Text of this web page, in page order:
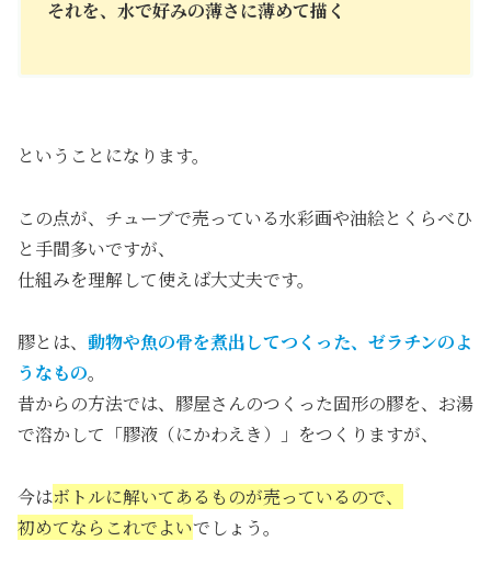
それを、水で好みの薄さに薄めて描く
ということになります。
この点が、チューブで売っている水彩画や油絵とくらべひ
と手間多いですが、
仕組みを理解して使えば大丈夫です。
膠とは、 動物や魚の骨を煮出してつくった、ゼラチンのよ
うなもの。
昔からの方法では、膠屋さんのつくった固形の膠を、お湯
で溶かして「膠液（にかわえき）」をつくりますが、
今はボトルに解いてあるものが売っているので、
初めてならこれでよいでしょう。